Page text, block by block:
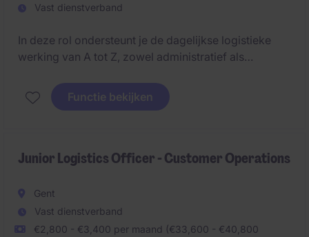
Vast dienstverband
In deze rol ondersteunt je de dagelijkse logistieke
werking van A tot Z, zowel administratief als
planning, transport en het magazijn.
Functie bekijken
Junior Logistics Officer - Customer Operations
Gent
Vast dienstverband
€2,800 - €3,400 per maand (€33,600 - €40,800